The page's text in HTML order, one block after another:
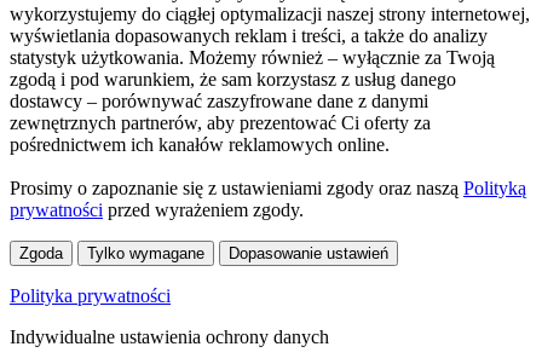
wykorzystujemy do ciągłej optymalizacji naszej strony internetowej,
wyświetlania dopasowanych reklam i treści, a także do analizy
statystyk użytkowania. Możemy również – wyłącznie za Twoją
zgodą i pod warunkiem, że sam korzystasz z usług danego
dostawcy – porównywać zaszyfrowane dane z danymi
zewnętrznych partnerów, aby prezentować Ci oferty za
pośrednictwem ich kanałów reklamowych online.
Prosimy o zapoznanie się z ustawieniami zgody oraz naszą Polityką
prywatności przed wyrażeniem zgody.
Zgoda Tylko wymagane Dopasowanie ustawień
Polityka prywatności
Indywidualne ustawienia ochrony danych